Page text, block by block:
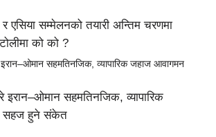
एसिया सम्मेलनको तयारी अन्तिम चरणमा
को को ?
इरान–ओमान सहमतिनजिक, व्यापारिक
सहज हुने संकेत